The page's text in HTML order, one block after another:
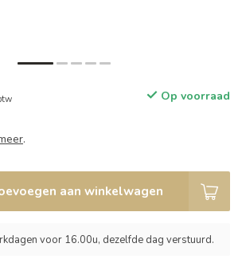
Op voorraad
.
aan winkelwagen
voor 16.00u, dezelfde dag verstuurd.